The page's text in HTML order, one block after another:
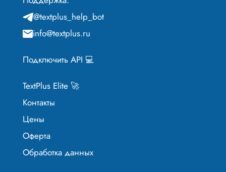
@textplus_help_bot
info@textplus.ru
Подключить API 💻
TextPlus Elite 🚀
Контакты
Цены
Оферта
Обработка данных